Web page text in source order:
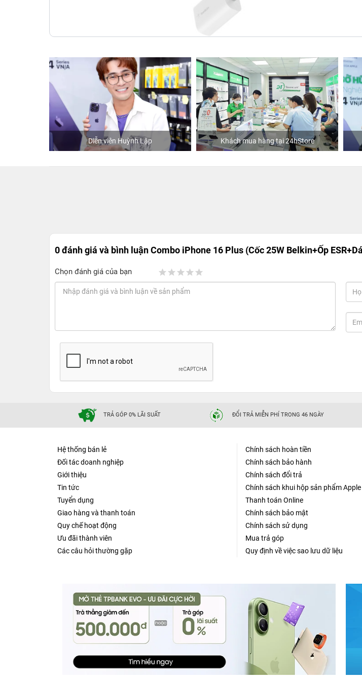
Diễn viên Huỳnh Lập Khách mua hàng tại 24hStore
0 đánh giá và bình luậnCombo iPhone 16 Plus (Cốc 25W Belkin+Ốp
Chọn đánh giá của bạn
TRẢ GÓP 0% LÃI SUẤT ĐỔI TRẢ MIỄN PHÍ TRONG 46 NGÀY
Hệ thống bán lẻ
Đối tác doanh nghiệp
Giới thiệu
Tin tức
Tuyển dụng
Giao hàng và thanh toán
Quy chế hoạt động
Ưu đãi thành viên
Các câu hỏi thường gặp
Chính sách hoàn tiền
Chính sách bảo hành
Chính sách đổi trả
Chính sách khui hộp sản phẩm Apple
Thanh toán Online
Chính sách bảo mật
Chính sách sử dụng
Mua trả góp
Quy định về việc sao lưu dữ liệu